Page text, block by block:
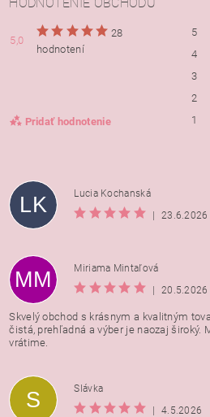
5,0
28
hodnotení
Pridať hodnotenie
5
4
3
2
1
Vložením hodnotenie súhlasíte s
osobných údajov
LK
Lucia Kochanská
|
23.6.2026
MM
Miriama Mintaľová
|
20.5.2026
Skvelý obchod s krásnym a kvalitným
čistá, prehľadná a výber je naozaj široký.
vrátime.
S
Slávka
|
4.5.2026